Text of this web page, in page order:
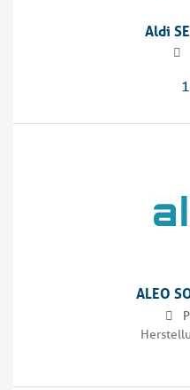
Aldi
ALEO